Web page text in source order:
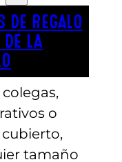
DE REGALO
DE LA
ENGLISH
como si
¡Los
con
o
tamaño